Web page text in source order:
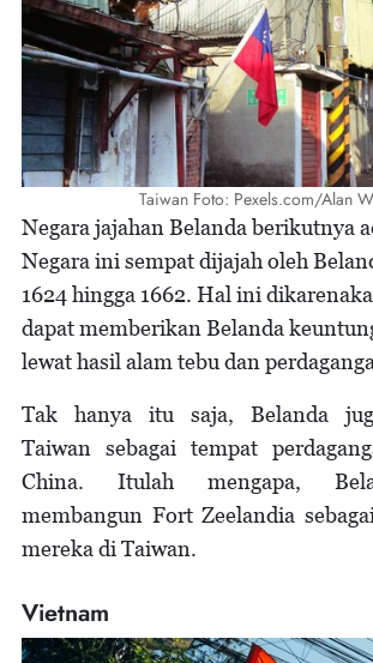
Taiwan Foto: Pexels.com/Alan
Negara jajahan Belanda berikutnya
Negara ini sempat dijajah oleh
1624 hingga 1662. Hal ini
dapat memberikan Belanda
lewat hasil alam tebu dan
Tak hanya itu saja, Belanda
Taiwan sebagai tempat
China. Itulah mengapa,
membangun Fort Zeelandia
mereka di Taiwan.
Vietnam